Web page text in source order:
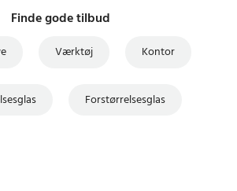
Finde gode tilbud
Værktøj Kontor
Forstørrelsesglas